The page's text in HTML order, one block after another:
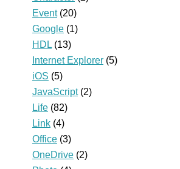
Event(20)
Google (1)
HDL (13)
Internet Explorer (5)
iOS (5)
JavaScript(2)
Life (82)
Link (4)
Office (3)
OneDrive (2)